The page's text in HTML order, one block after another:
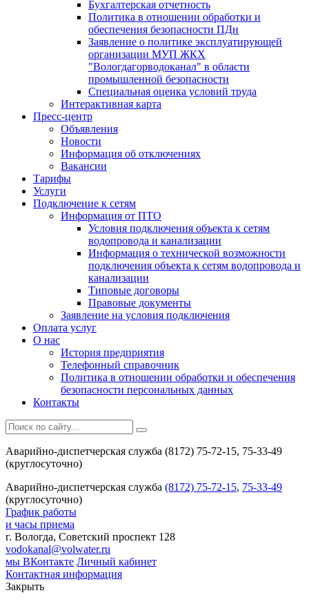
Бухгалтерская отчетность
Политика в отношении обработки и
обеспечения безопасности ПДн
Заявление о политике эксплуатирующей
организации МУП ЖКХ
"Вологдагорводоканал" в области
промышленной безопасности
Специальная оценка условий труда
Интерактивная карта
Пресс-центр
Объявления
Новости
Информация об отключениях
Вакансии
Тарифы
Услуги
Подключение к сетям
Информация от ПТО
Условия подключения объекта к сетям
водопровода и канализации
Информация о технической возможности
подключения объекта к сетям водопровода и
канализации
Типовые договоры
Правовые документы
Заявление на условия подключения
Оплата услуг
О нас
История предприятия
Телефонный справочник
Политика в отношении обработки и обеспечения
безопасности персональных данных
Контакты
Аварийно-диспетчерская служба (8172) 75-72-15, 75-33-49
(круглосуточно)
Аварийно-диспетчерская служба (8172) 75-72-15, 75-33-49
(круглосуточно)
График работы
и часы приема
г. Вологда, Советский проспект 128
vodokanal@volwater.ru
мы ВКонтакте Личный кабинет
Контактная информация
Закрыть